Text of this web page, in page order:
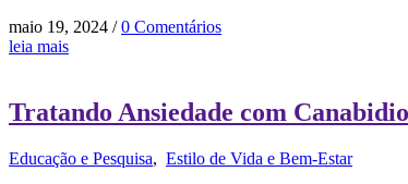
maio 19, 2024 / 0 Comentários
leia mais
Tratando Ansiedade com
Educação e Pesquisa, Estilo de Vida e Bem-Estar